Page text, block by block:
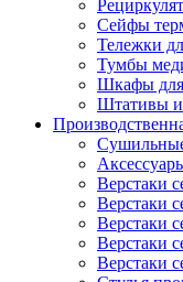
Сейфы
Тележки
Тумбы
Шкафы для
Штативы
Верстаки
Верстаки
Верстаки
Верстаки
Верстаки